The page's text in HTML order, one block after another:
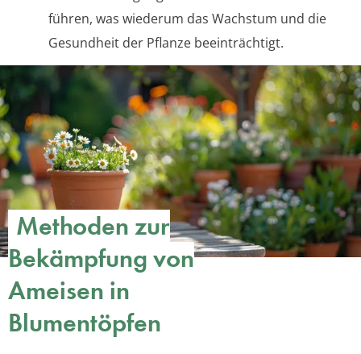
führen, was wiederum das Wachstum und die
Gesundheit der Pflanze beeinträchtigt.
Methoden zur
Bekämpfung von
Ameisen in
Blumentöpfen